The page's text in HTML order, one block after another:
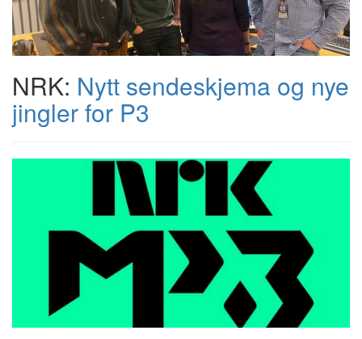
NRK: Nytt sendeskjema og nye
jingler for P3